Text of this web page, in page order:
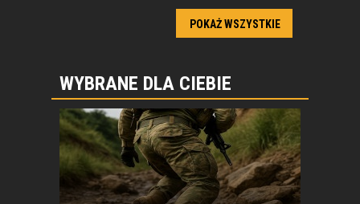
POKAŻ WSZYSTKIE
WYBRANE DLA CIEBIE